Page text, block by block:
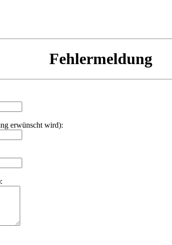
Fehlermeldung
erwünscht wird):